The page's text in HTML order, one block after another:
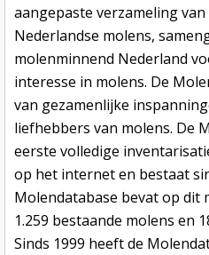
aangepaste verzameling
Nederlandse molens,
molenminnend Nederland
interesse in molens. De
van gezamenlijke
liefhebbers van molens. De
eerste volledige
op het internet en bestaat
Molendatabase bevat op dit
1.259 bestaande molens en
Sinds 1999 heeft de